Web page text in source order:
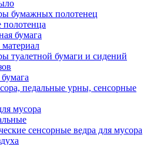
бумажных полотенец
бумага
туалетной бумаги и сидений
педальные урны, сенсорные
мусора
сенсорные ведра для мусора